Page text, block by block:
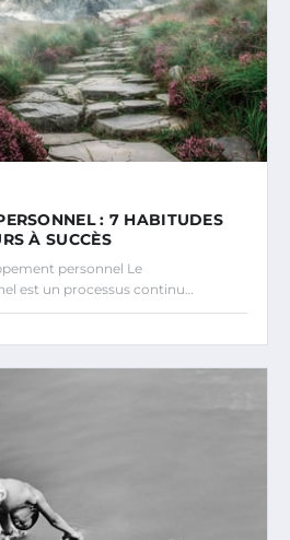
: 7 HABITUDES
À SUCCÈS
personnel Le
est un processus continu…